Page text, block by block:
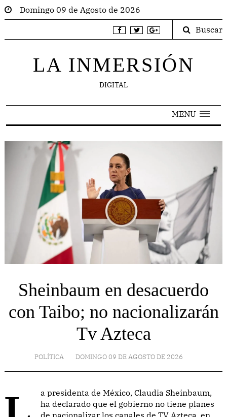
Domingo 09 de Agosto de 2026
Buscar
LA INMERSIÓN
DIGITAL
MENU
Sheinbaum en desacuerdo
con Taibo; no nacionalizarán
Tv Azteca
POLÍTICA DOMINGO 09 DE AGOSTO DE 2026
ha declarado que el gobierno no tiene planes
de nacionalizar los canales de TV Azteca, en